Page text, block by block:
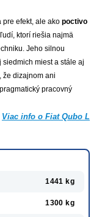
pre efekt, ale ako poctivo
ktorí riešia najmä
Jeho silnou
miest a stále aj
že dizajnom ani
pracovný
Viac info o Fiat Qubo L
1441 kg
1300 kg